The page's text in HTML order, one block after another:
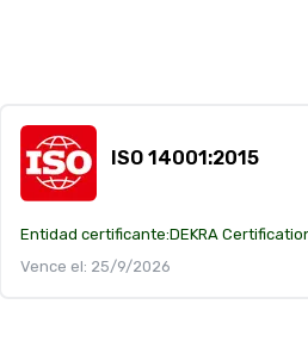
ISO 14001:2015
Entidad certificante:DEKRA
Vence el: 25/9/2026